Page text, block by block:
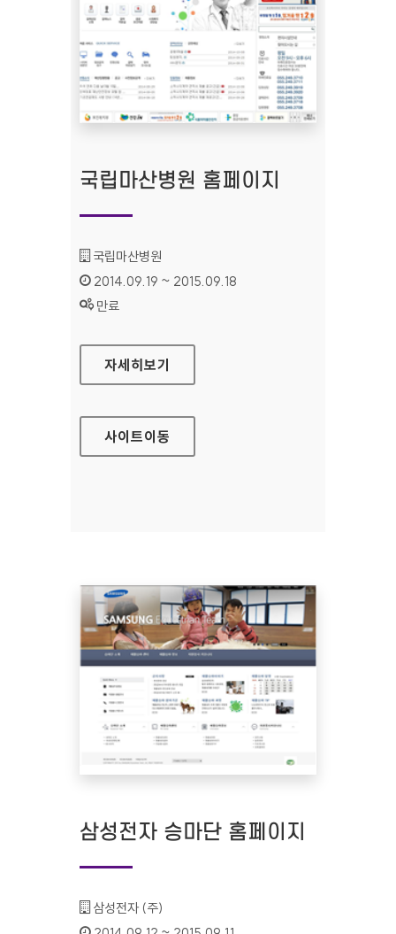
국립마산병원 홈페이지
기관명 :
국립마산병원
인증기간 :
2014.09.19 ~ 2015.09.18
상태 :
만료
국립마산병원 홈페이지
자세히보기
사이트이동
삼성전자 승마단 홈페이지
기관명 :
삼성전자 (주)